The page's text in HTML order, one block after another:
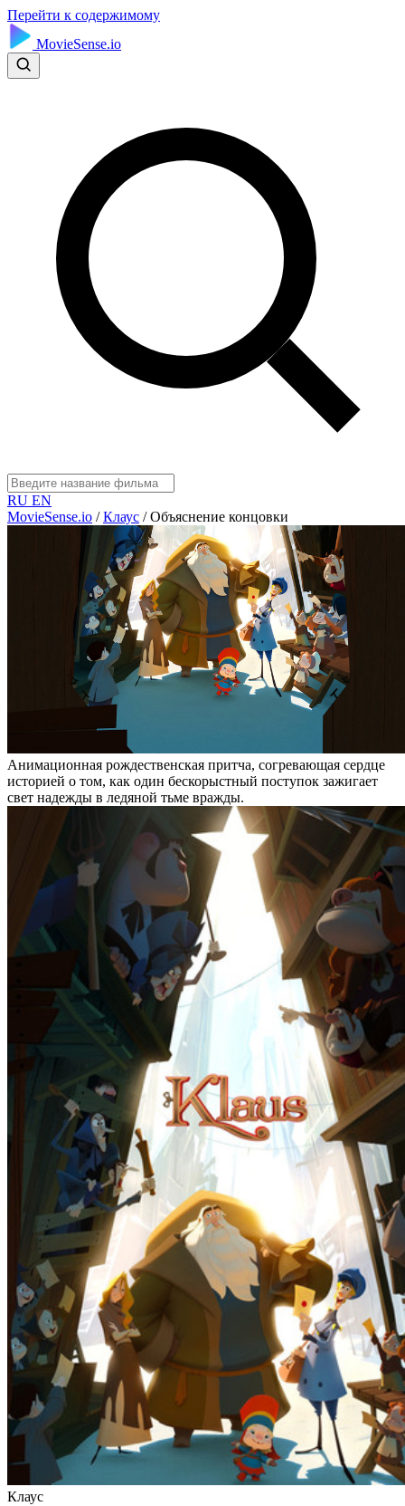
Перейти к содержимому
MovieSense.io
RU EN
MovieSense.io / Клаус / Объяснение концовки
Анимационная рождественская притча, согревающая сердце
историей о том, как один бескорыстный поступок зажигает
свет надежды в ледяной тьме вражды.
Клаус